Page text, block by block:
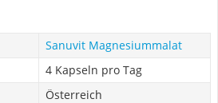
Sanuvit Magnesiummalat
4 Kapseln pro Tag
Österreich